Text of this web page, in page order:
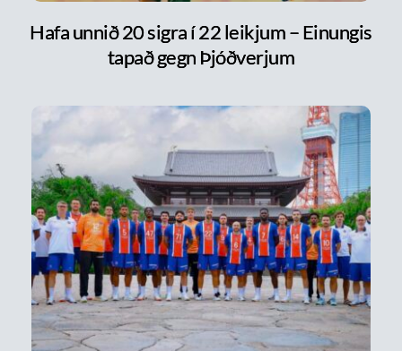
Hafa unnið 20 sigra í 22 leikjum – Einungis
tapað gegn Þjóðverjum